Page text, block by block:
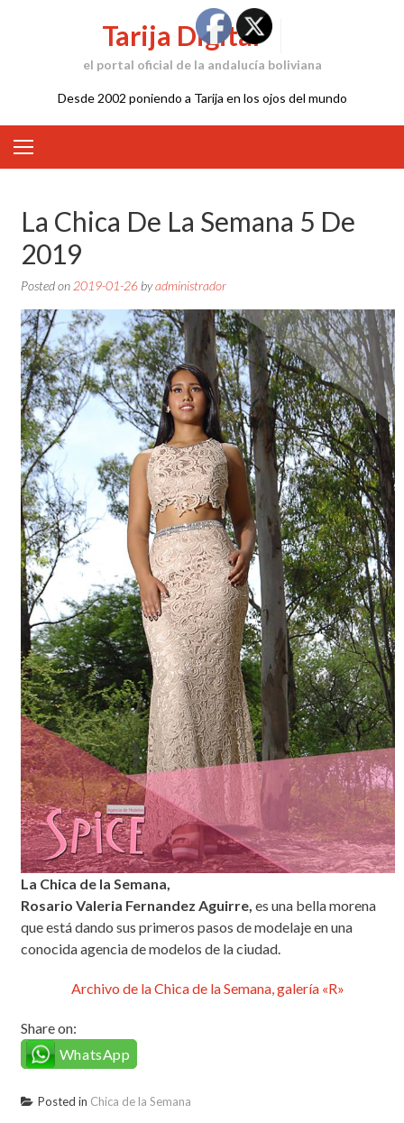
Tarija Digital
el portal oficial de la andalucía boliviana
Desde 2002 poniendo a Tarija en los ojos del mundo
La Chica De La Semana 5 De
2019
Posted on 2019-01-26byadministrador
La Chica de la Semana,
Rosario Valeria Fernandez Aguirre, es una bella morena
que está dando sus primeros pasos de modelaje en una
conocida agencia de modelos de la ciudad.
Archivo de la Chica de la Semana, galería «R»
Share on:
WhatsApp
Posted in Chica de la Semana